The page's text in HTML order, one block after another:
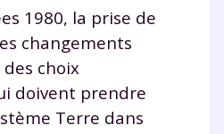
1980, la prise de
changements
choix
doivent prendre
Terre dans